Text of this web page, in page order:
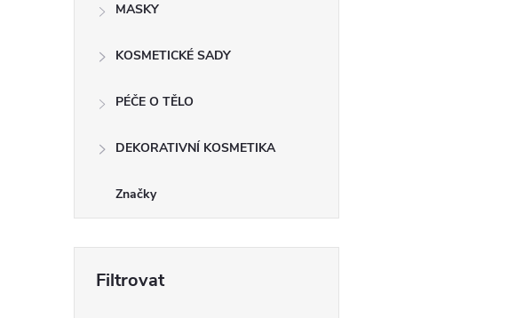
MASKY
KOSMETICKÉ SADY
PÉČE O TĚLO
DEKORATIVNÍ KOSMETIKA
Značky